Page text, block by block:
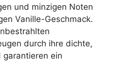
und minzigen Noten
Vanille-Geschmack.
durch ihre dichte,
garantieren ein